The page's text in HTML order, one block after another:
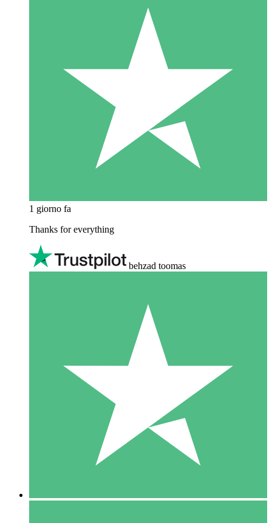
1 giorno fa
Thanks for everything
behzad toomas